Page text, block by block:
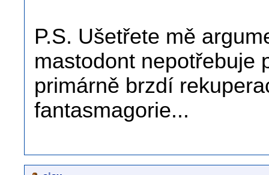
P.S. Ušetřete mě
mastodont nepotřebuje
primárně brzdí
fantasmagorie...